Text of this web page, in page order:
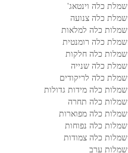
שמלת כלה וינטאג'
שמלת כלה צנועה
שמלות כלה למלאות
שמלת כלה רומנטית
שמלות כלה חלקות
שמלת כלה שנייה
שמלת כלה לריקודים
שמלות כלה מידות גדולות
שמלות כלה תחרה
שמלות כלה מפוארות
שמלות כלה נפוחות
שמלות כלה צמודות
שמלות ערב